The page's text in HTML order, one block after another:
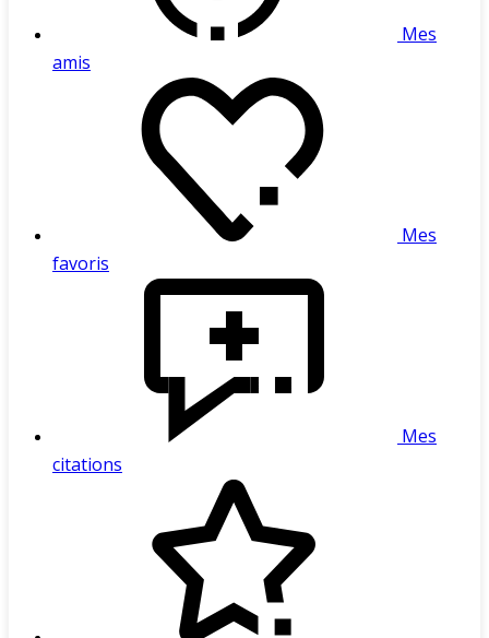
Mes
amis
Mes
favoris
Mes
citations